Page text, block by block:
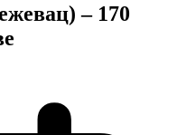
– 170